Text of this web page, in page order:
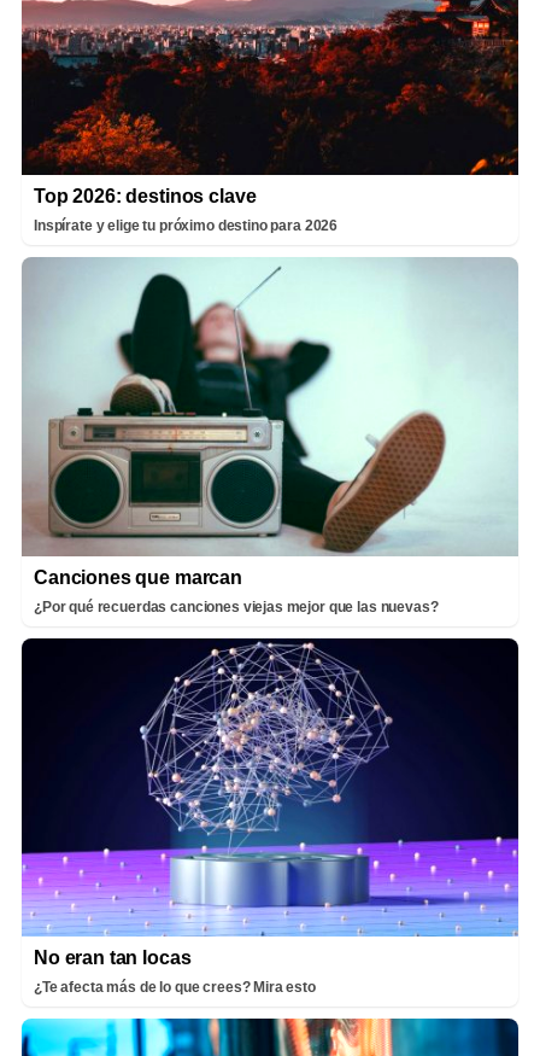
Top 2026: destinos clave
Inspírate y elige tu próximo destino para 2026
Canciones que marcan
¿Por qué recuerdas canciones viejas mejor que las nuevas?
No eran tan locas
¿Te afecta más de lo que crees? Mira esto